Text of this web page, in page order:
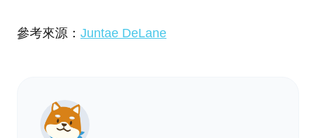
參考來源： Juntae DeLane